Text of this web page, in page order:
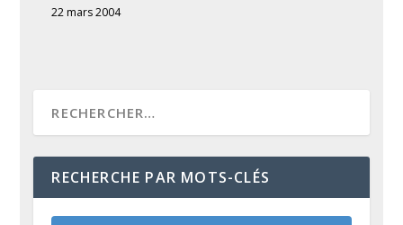
22 mars 2004
RECHERCHE PAR MOTS-CLÉS